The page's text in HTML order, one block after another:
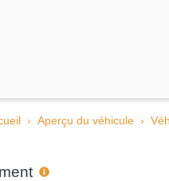
Aperçu du véhicule